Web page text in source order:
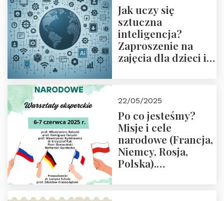
Jak uczy się
sztuczna
inteligencja?
Zaproszenie na
zajęcia dla dzieci i
22/05/2025
Po co jesteśmy?
Misje i cele
narodowe (Francja,
Niemcy, Rosja,
Polska).